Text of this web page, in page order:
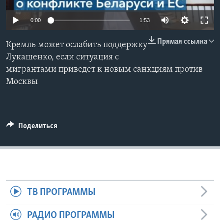
Learning English
СОЦИАЛЬНЫЕ СЕТИ
0:00 1:53
Прямая ссылка
Кремль может ослабить поддержку
Лукашенко, если ситуация с
мигрантами приведет к новым санкциям против
Москвы
Поделиться
ТВ ПРОГРАММЫ
РАДИО ПРОГРАММЫ